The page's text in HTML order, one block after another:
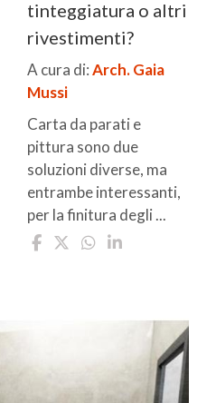
tinteggiatura o altri
rivestimenti?
A cura di:Arch. Gaia
Mussi
Carta da parati e
pittura sono due
soluzioni diverse, ma
entrambe interessanti,
per la finitura degli ...